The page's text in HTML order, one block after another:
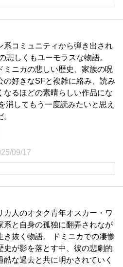
系コミュニティから弾き出され
悲しくもユーモラスな物語。
ミニカの悲しい歴史、家族の呪
の好きなSFと複雑に絡み、読み
なるほどの素晴らしい作品にな
消してもう一度読みたいと思え
09/17
カ人のオタク青年オスカー・ワ
系と自身の孤独に翻弄されなが
き抜く物語。 ドミニカでの凄惨
史が影を落とす中、彼の悲劇的
酷な過去と共に明かされていく